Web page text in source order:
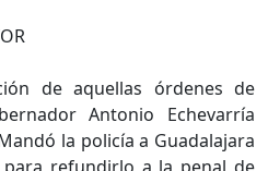
de aquellas órdenes de
Antonio Echevarría
la policía a Guadalajara